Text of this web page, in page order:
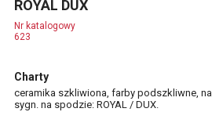
ROYAL DUX
Nr katalogowy
623
Charty
ceramika szkliwiona, farby podszkliwne,
sygn. na spodzie: ROYAL / DUX.